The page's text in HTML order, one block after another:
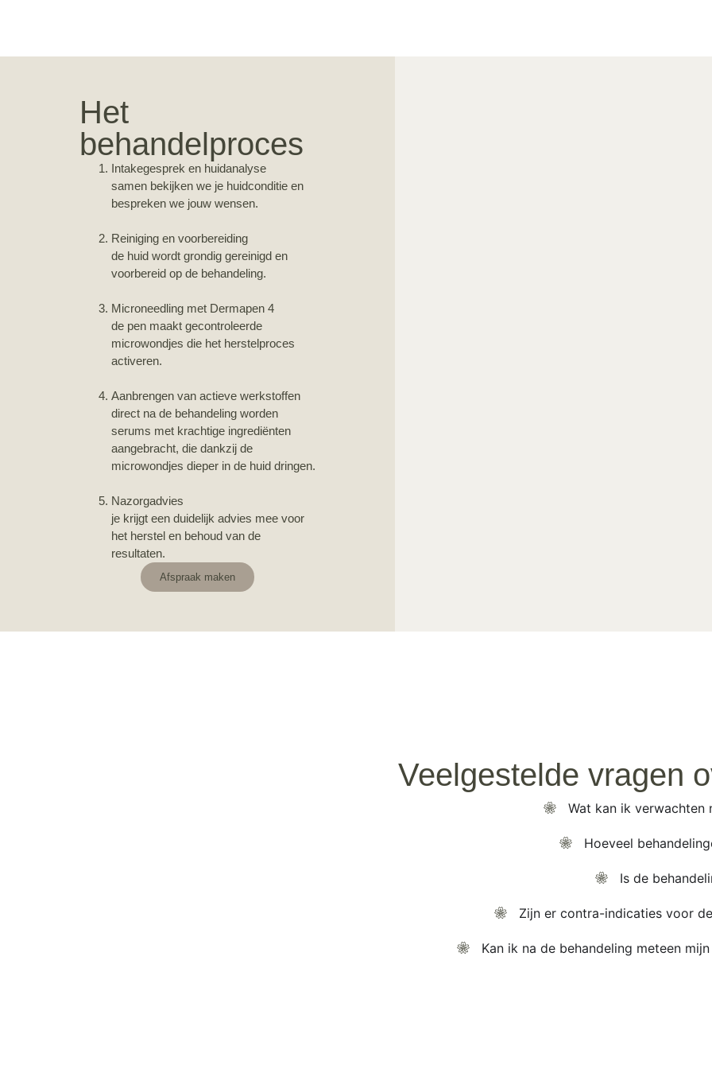
Het
behandelproces
Intakegesprek en huidanalyse
samen bekijken we je huidconditie en
bespreken we jouw wensen.
Reiniging en voorbereiding
de huid wordt grondig gereinigd en
voorbereid op de behandeling.
Microneedling met Dermapen 4
de pen maakt gecontroleerde
microwondjes die het herstelproces
activeren.
Aanbrengen van actieve werkstoffen
direct na de behandeling worden
serums met krachtige ingrediënten
aangebracht, die dankzij de
microwondjes dieper in de huid dringen.
Nazorgadvies
je krijgt een duidelijk advies mee voor
het herstel en behoud van de
resultaten.
Afspraak maken
Veelgestelde vragen
Wat kan ik verwachten
Hoeveel
Is de
Zijn er contra-indicaties voor
Kan ik na de behandeling meteen